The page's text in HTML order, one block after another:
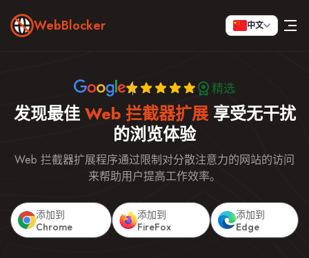
WebBlocker 中文
精选
发现最佳 Web 拦截器扩展享受无干扰
的浏览体验
Web 拦截器扩展程序通过限制对分散注意力的网站的访问
来帮助用户提高工作效率。
添加到
Chrome
添加到
FireFox
添加到
Edge